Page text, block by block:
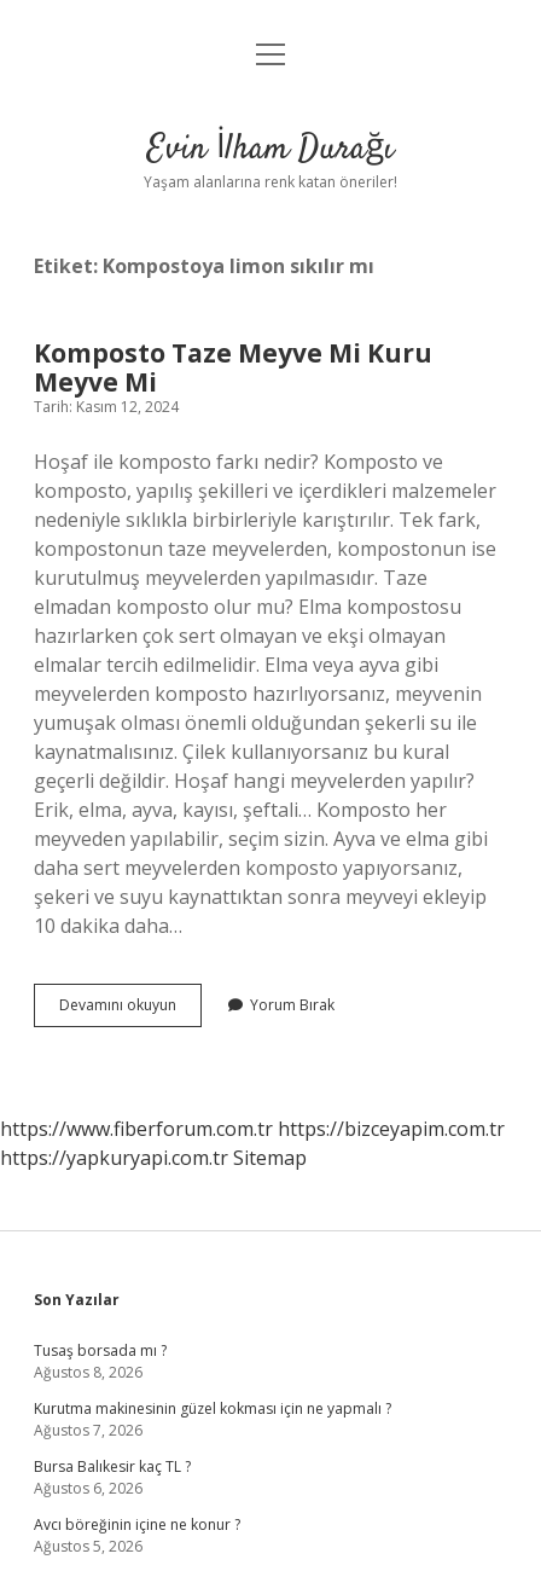
Anasayfa
Yasal Uyarı
menüyü
Evin İlham Durağı
Yaşam alanlarına renk katan öneriler!
Etiket: Kompostoya limon sıkılır mı
Komposto Taze Meyve Mi Kuru
Meyve Mi
Tarih: Kasım 12, 2024
Hoşaf ile komposto farkı nedir? Komposto ve
komposto, yapılış şekilleri ve içerdikleri malzemeler
nedeniyle sıklıkla birbirleriyle karıştırılır. Tek fark,
kompostonun taze meyvelerden, kompostonun ise
kurutulmuş meyvelerden yapılmasıdır. Taze
elmadan komposto olur mu? Elma kompostosu
hazırlarken çok sert olmayan ve ekşi olmayan
elmalar tercih edilmelidir. Elma veya ayva gibi
meyvelerden komposto hazırlıyorsanız, meyvenin
yumuşak olması önemli olduğundan şekerli su ile
kaynatmalısınız. Çilek kullanıyorsanız bu kural
geçerli değildir. Hoşaf hangi meyvelerden yapılır?
Erik, elma, ayva, kayısı, şeftali… Komposto her
meyveden yapılabilir, seçim sizin. Ayva ve elma gibi
daha sert meyvelerden komposto yapıyorsanız,
şekeri ve suyu kaynattıktan sonra meyveyi ekleyip
10 dakika daha…
Devamını okuyun Komposto
Taze
Mi
Yorum Bırak
https://www.fiberforum.com.tr https://bizceyapim.com.tr
https://yapkuryapi.com.trSitemap
Sidebar
Son Yazılar
Tusaş borsada mı ?
Ağustos 8, 2026
Kurutma makinesinin güzel kokması için ne yapmalı ?
Ağustos 7, 2026
Bursa Balıkesir kaç TL ?
Ağustos 6, 2026
Avcı böreğinin içine ne konur ?
Ağustos 5, 2026